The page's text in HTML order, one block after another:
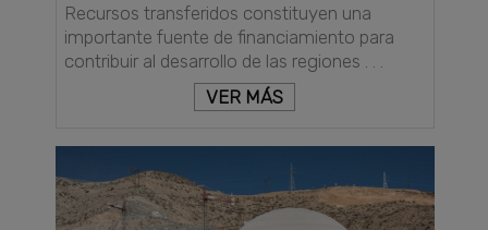
Recursos transferidos constituyen una
importante fuente de financiamiento para
contribuir al desarrollo de las regiones . . .
VER MÁS